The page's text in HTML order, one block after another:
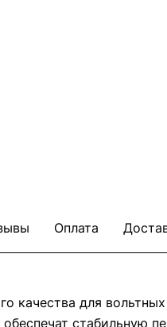
Оплата
качества для
обеспечат стабильную